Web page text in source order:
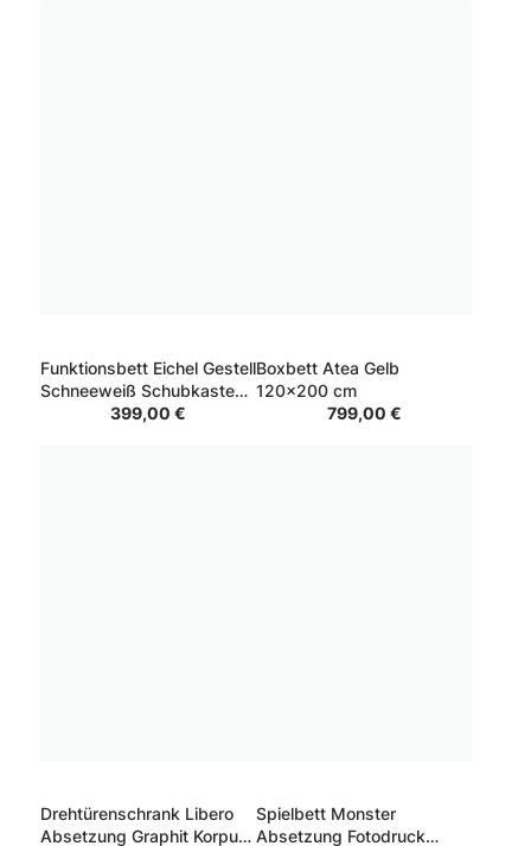
Funktionsbett Eichel Gestell
Schneeweiß Schubkasten
Schneeweiß 90x200 cm
399,00 €
Boxbett Atea Gelb
120x200 cm
799,00 €
Drehtürenschrank Libero
Absetzung Graphit Korpus
Spielbett Monster
Absetzung Fotodruck